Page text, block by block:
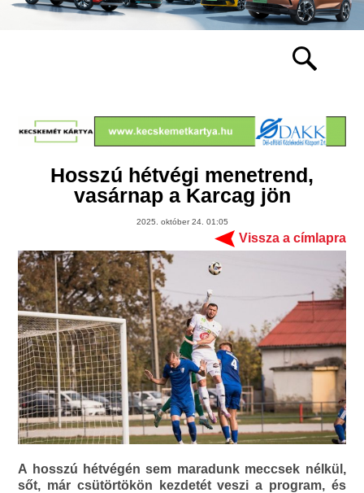
Hosszú hétvégi menetrend,
vasárnap a Karcag jön
2025. október 24. 01:05
Vissza a címlapra
A hosszú hétvégén sem maradunk meccsek nélkül,
sőt, már csütörtökön kezdetét veszi a program, és